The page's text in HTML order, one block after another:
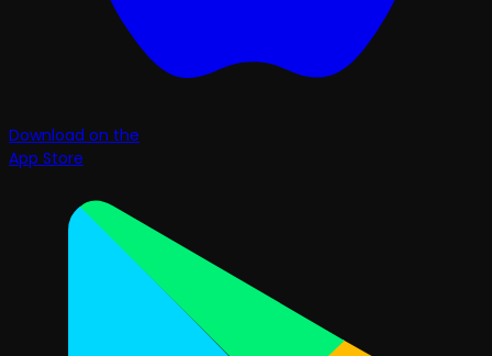
Download on the
App Store